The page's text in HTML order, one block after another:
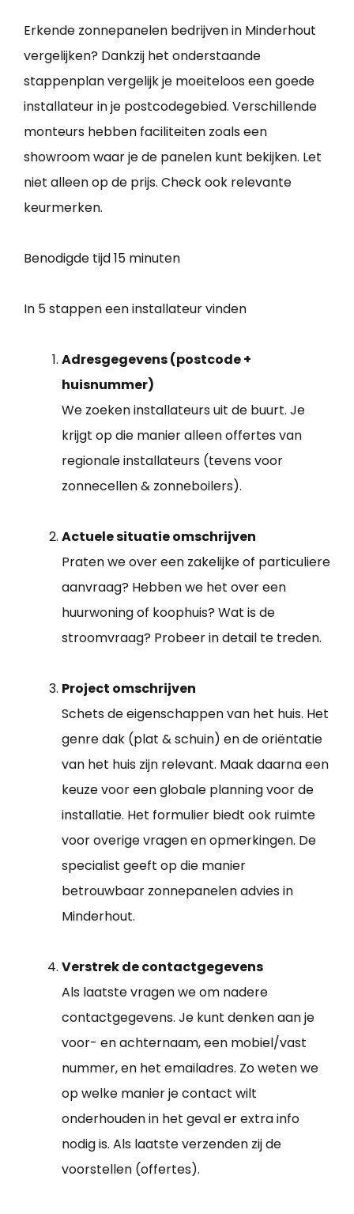
Erkende zonnepanelen bedrijven in Minderhout
vergelijken? Dankzij het onderstaande
stappenplan vergelijk je moeiteloos een goede
installateur in je postcodegebied. Verschillende
monteurs hebben faciliteiten zoals een
showroom waar je de panelen kunt bekijken. Let
niet alleen op de prijs. Check ook relevante
keurmerken.
Benodigde tijd15 minuten
In 5 stappen een installateur vinden
Adresgegevens (postcode +
huisnummer)
We zoeken installateurs uit de buurt. Je
krijgt op die manier alleen offertes van
regionale installateurs (tevens voor
zonnecellen & zonneboilers).
Actuele situatie omschrijven
Praten we over een zakelijke of particuliere
aanvraag? Hebben we het over een
huurwoning of koophuis? Wat is de
stroomvraag? Probeer in detail te treden.
Project omschrijven
Schets de eigenschappen van het huis. Het
genre dak (plat & schuin) en de oriëntatie
van het huis zijn relevant. Maak daarna een
keuze voor een globale planning voor de
installatie. Het formulier biedt ook ruimte
voor overige vragen en opmerkingen. De
specialist geeft op die manier
betrouwbaar zonnepanelen advies in
Minderhout.
Verstrek de contactgegevens
Als laatste vragen we om nadere
contactgegevens. Je kunt denken aan je
voor- en achternaam, een mobiel/vast
nummer, en het emailadres. Zo weten we
op welke manier je contact wilt
onderhouden in het geval er extra info
nodig is. Als laatste verzenden zij de
voorstellen (offertes).